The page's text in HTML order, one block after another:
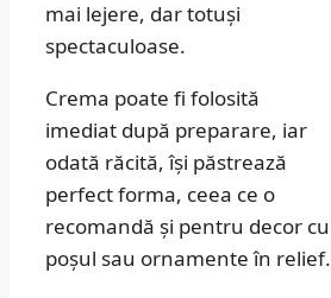
mai lejere, dar totuși
spectaculoase.
Crema poate fi folosită
imediat după preparare, iar
odată răcită, își păstrează
perfect forma, ceea ce o
recomandă și pentru decor cu
poșul sau ornamente în relief.